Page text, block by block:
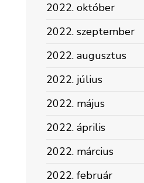
2022. október
2022. szeptember
2022. augusztus
2022. július
2022. május
2022. április
2022. március
2022. február